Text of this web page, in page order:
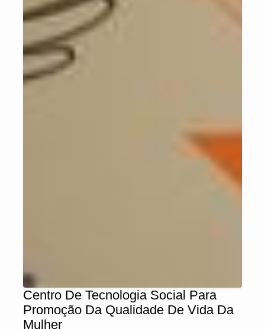
Centro De Tecnologia Social Para
Promoção Da Qualidade De Vida Da
Mulher